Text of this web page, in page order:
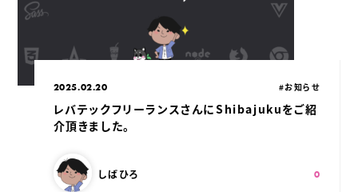
レバテックフリーランスさんにShibajukuをご紹
介頂きました。
公開日：
2025.02.20 カテゴリ：
#お知らせ
この記事を書いた人：
しばひろ
スキ：
0Shares